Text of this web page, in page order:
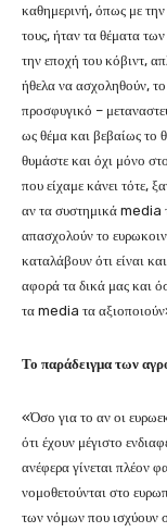
καθημερινή, όπως με
τους, ήταν τα θέματα
την εποχή του κόβιντ,
ήθελα να ασχοληθούν,
προσφυγικό –
ως θέμα και βεβαίως το
θυμάστε και όχι μόνο
που είχαμε κάνει τότε,
αν τα συστημικά media
απασχολούν το
καταλάβουν ότι είναι
αφορά τα δικά μας και
τα media τα
Το παράδειγμα των
«Όσο για το αν οι
ότι έχουν μέγιστο
ανέφερα γίνεται πλέον
νομοθετούνται στο
των νόμων που ισχύουν